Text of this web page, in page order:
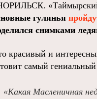
гулянья
снимками
красивый и
самый
«Какая Масленичная